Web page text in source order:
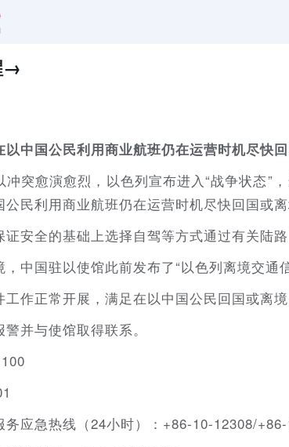
→
中国公民利用商业航班仍在运营时机尽快
突愈演愈烈，以色列宣布进入“战争状态”
民利用商业航班仍在运营时机尽快回国或
安全的基础上选择自驾等方式通过有关陆路
中国驻以使馆此前发布了“以色列离境交通
作正常开展，满足在以中国公民回国或离境
并与使馆取得联系。
务应急热线（24小时）：+86-10-12308/